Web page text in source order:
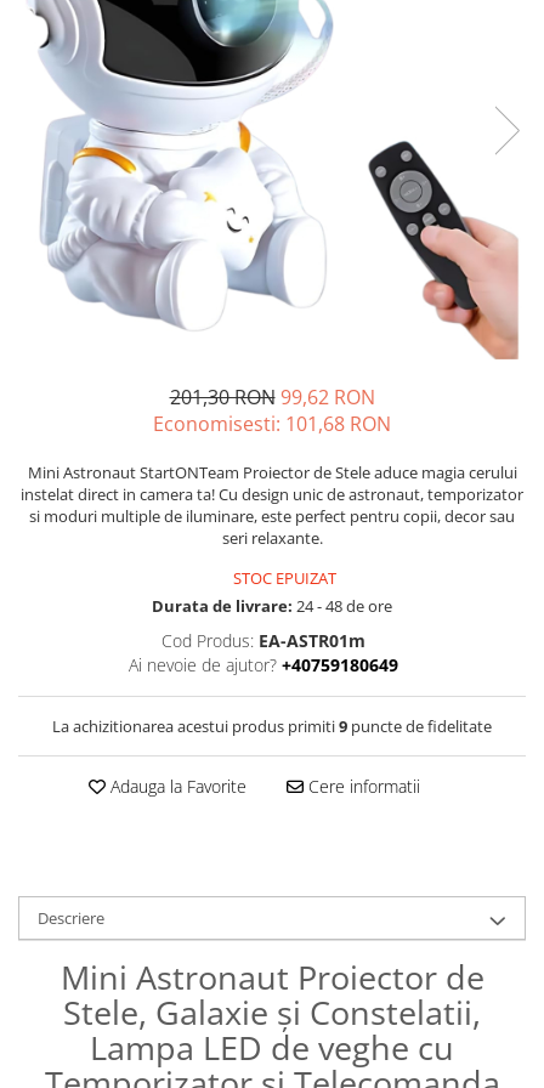
201,30 RON 99,62 RON
Economisesti: 101,68 RON
Mini Astronaut StartONTeam Proiector de Stele aduce magia cerului
instelat direct in camera ta! Cu design unic de astronaut, temporizator
si moduri multiple de iluminare, este perfect pentru copii, decor sau
seri relaxante.
STOC EPUIZAT
Durata de livrare: 24 - 48 de ore
Cod Produs: EA-ASTR01m
Ai nevoie de ajutor? +40759180649
La achizitionarea acestui produs primiti9 puncte de fidelitate
Adauga la Favorite Cere informatii
Descriere
Mini Astronaut Proiector de
Stele, Galaxie și Constelatii,
Lampa LED de veghe cu